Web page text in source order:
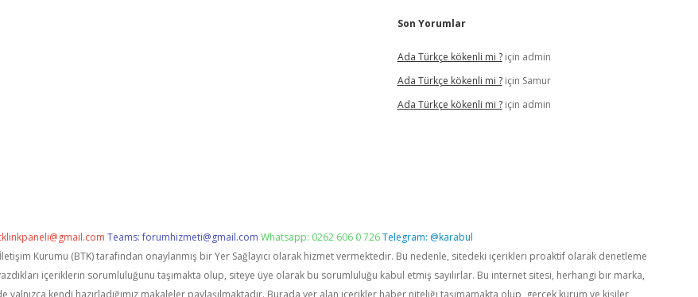
Son Yorumlar
Ada Türkçe kökenli mi ?için admin
Ada Türkçe kökenli mi ?için Samur
Ada Türkçe kökenli mi ?için admin
Teams:forumhizmeti@gmail.com Whatsapp: 0262 606 0 726Telegram: @karabul
Kurumu (BTK) tarafından onaylanmış bir Yer Sağlayıcı olarak hizmet vermektedir. Bu nedenle, sitedeki içerikleri proaktif olarak denetleme
içeriklerin sorumluluğunu taşımakta olup, siteye üye olarak bu sorumluluğu kabul etmiş sayılırlar. Bu internet sitesi, herhangi bir marka,
yalnızca kendi hazırladığımız makaleler paylaşılmaktadır. Burada yer alan içerikler haber niteliği taşımamakta olup, gerçek kurum ve kişiler